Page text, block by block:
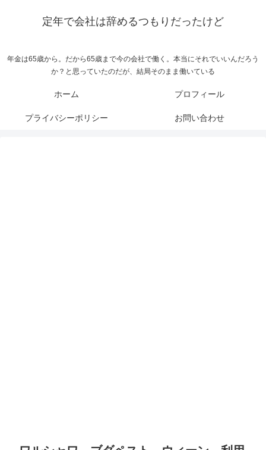
定年で会社は辞めるつもりだったけど
年金は65歳から。だから65歳まで今の会社で働く。本当にそれでいいんだろう
か？と思っていたのだが、結局そのまま働いている
ホーム プロフィール
プライバシーポリシー お問い合わせ